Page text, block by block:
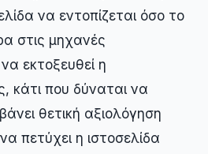
να εντοπίζεται όσο το
στις μηχανές
εκτοξευθεί η
κάτι που δύναται να
θετική αξιολόγηση
πετύχει η ιστοσελίδα